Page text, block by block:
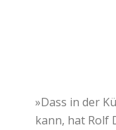
»Dass in der
kann, hat Rolf